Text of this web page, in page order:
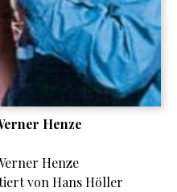
Henze
Henze
von Hans Höller